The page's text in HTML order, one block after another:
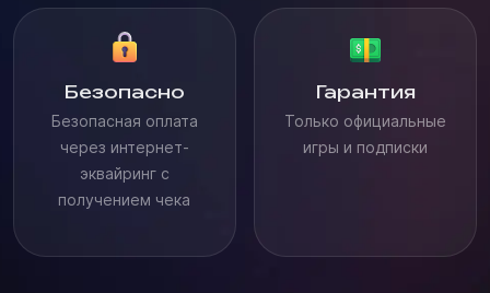
Безопасно
Безопасная оплата
через интернет-
эквайринг с
получением чека
Гарантия
Только официальные
игры и подписки